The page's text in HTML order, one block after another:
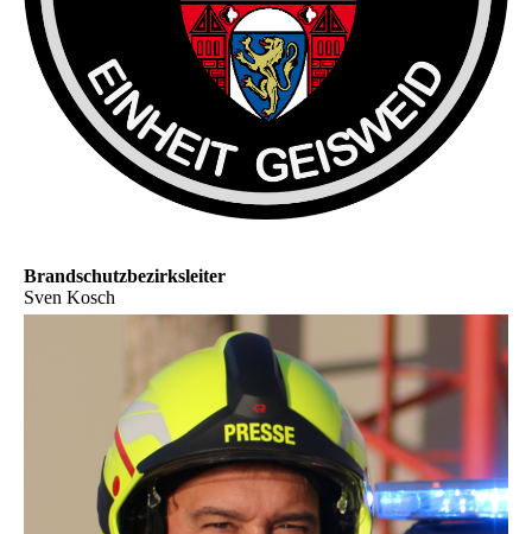
Brandschutzbezirksleiter
Sven Kosch